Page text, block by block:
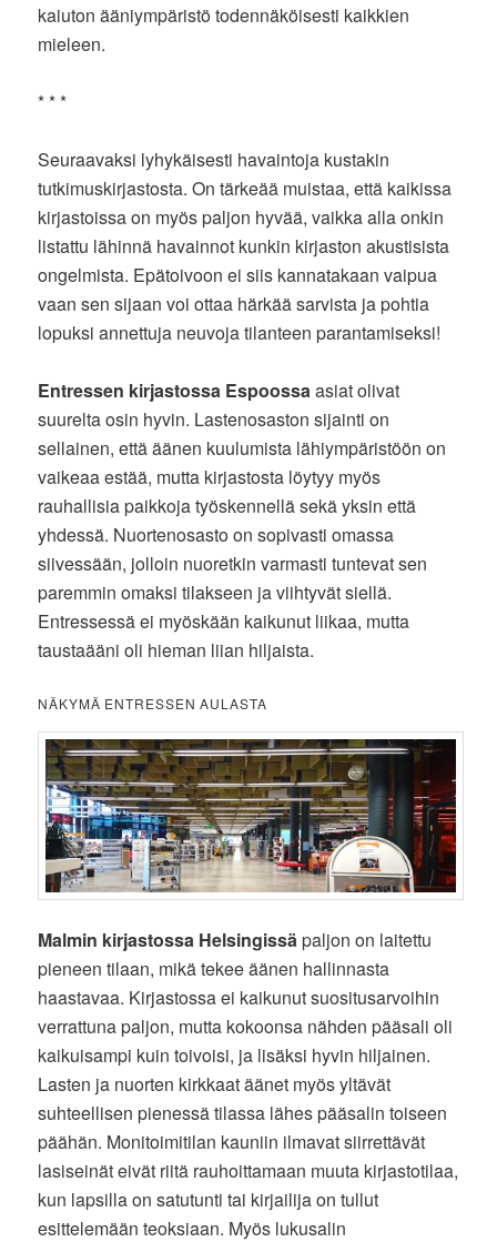
kaiuton ääniympäristö todennäköisesti kaikkien
mieleen.
* * *
Seuraavaksi lyhykäisesti havaintoja kustakin
tutkimuskirjastosta. On tärkeää muistaa, että kaikissa
kirjastoissa on myös paljon hyvää, vaikka alla onkin
listattu lähinnä havainnot kunkin kirjaston akustisista
ongelmista. Epätoivoon ei siis kannatakaan vaipua
vaan sen sijaan voi ottaa härkää sarvista ja pohtia
lopuksi annettuja neuvoja tilanteen parantamiseksi!
Entressen kirjastossa Espoossaasiat olivat
suurelta osin hyvin. Lastenosaston sijainti on
sellainen, että äänen kuulumista lähiympäristöön on
vaikeaa estää, mutta kirjastosta löytyy myös
rauhallisia paikkoja työskennellä sekä yksin että
yhdessä. Nuortenosasto on sopivasti omassa
siivessään, jolloin nuoretkin varmasti tuntevat sen
paremmin omaksi tilakseen ja viihtyvät siellä.
Entressessä ei myöskään kaikunut liikaa, mutta
taustaääni oli hieman liian hiljaista.
NÄKYMÄ ENTRESSEN AULASTA
Malmin kirjastossa Helsingissäpaljon on laitettu
pieneen tilaan, mikä tekee äänen hallinnasta
haastavaa. Kirjastossa ei kaikunut suositusarvoihin
verrattuna paljon, mutta kokoonsa nähden pääsali oli
kaikuisampi kuin toivoisi, ja lisäksi hyvin hiljainen.
Lasten ja nuorten kirkkaat äänet myös yltävät
suhteellisen pienessä tilassa lähes pääsalin toiseen
päähän. Monitoimitilan kauniin ilmavat siirrettävät
lasiseinät eivät riitä rauhoittamaan muuta kirjastotilaa,
kun lapsilla on satutunti tai kirjailija on tullut
esittelemään teoksiaan. Myös lukusalin